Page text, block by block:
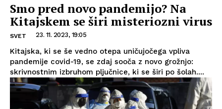
Smo pred novo pandemijo? Na
Kitajskem se širi misteriozni virus
SVET 23. 11. 2023, 19:05
Kitajska, ki se še vedno otepa uničujočega vpliva
pandemije covid-19, se zdaj sooča z novo grožnjo:
skrivnostnim izbruhom pljučnice, ki se širi po šolah....